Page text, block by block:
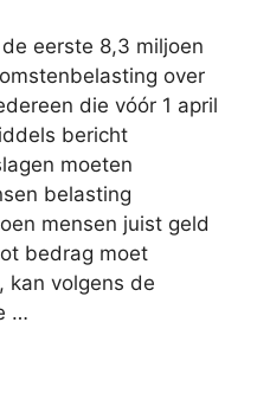
eerste 8,3 miljoen
over
die vóór 1 april
bericht
moeten
belasting
mensen juist geld
bedrag moet
kan volgens de
…